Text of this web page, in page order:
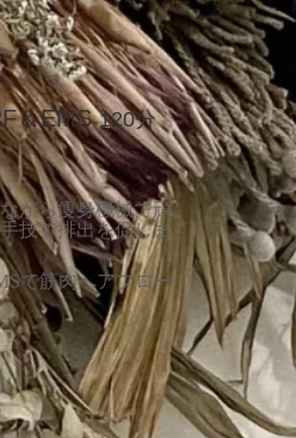
＆EMS120分
がら痩身機械で頑
技で排出を促しま
で筋肉へアプロー